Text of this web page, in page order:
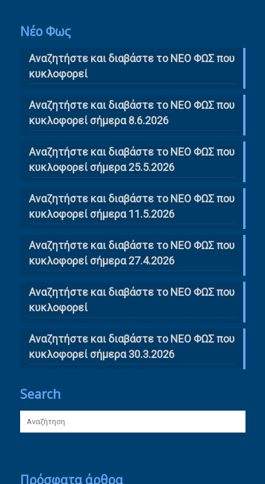
Νέο Φως
Αναζητήστε και διαβάστε το NΕΟ ΦΩΣ που
κυκλοφορεί
Αναζητήστε και διαβάστε το ΝΕΟ ΦΩΣ που
κυκλοφορεί σήμερα 8.6.2026
Αναζητήστε και διαβάστε το ΝΕΟ ΦΩΣ που
κυκλοφορεί σήμερα 25.5.2026
Αναζητήστε και διαβάστε το ΝΕΟ ΦΩΣ που
κυκλοφορεί σήμερα 11.5.2026
Αναζητήστε και διαβάστε το ΝΕΟ ΦΩΣ που
κυκλοφορεί σήμερα 27.4.2026
Αναζητήστε και διαβάστε το ΝΕΟ ΦΩΣ που
κυκλοφορεί
Αναζητήστε και διαβάστε το ΝΕΟ ΦΩΣ που
κυκλοφορεί σήμερα 30.3.2026
Search
Πρόσφατα άρθρα